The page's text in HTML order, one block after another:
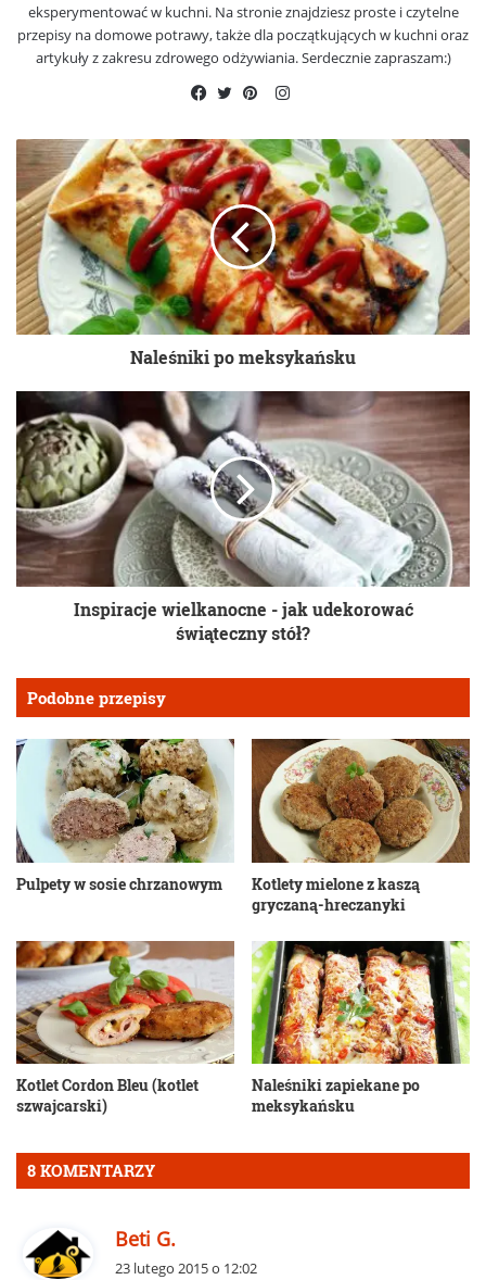
eksperymentować w kuchni. Na stronie znajdziesz proste i czytelne
przepisy na domowe potrawy, także dla początkujących w kuchni oraz
artykuły z zakresu zdrowego odżywiania. Serdecznie zapraszam:)
Instagram
Naleśniki po meksykańsku
Inspiracje wielkanocne - jak udekorować
świąteczny stół?
Podobne przepisy
Pulpety w sosie chrzanowym
Kotlety mielone z kaszą
gryczaną-hreczanyki
Kotlet Cordon Bleu (kotlet
szwajcarski)
Naleśniki zapiekane po
meksykańsku
8 KOMENTARZY
Beti G.
23 lutego 2015 o 12:02